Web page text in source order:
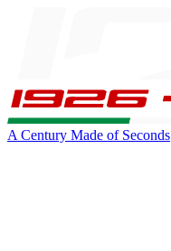
A Century Made of Seconds